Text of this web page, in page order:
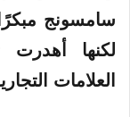
سامسونج
لكنها
العلامات